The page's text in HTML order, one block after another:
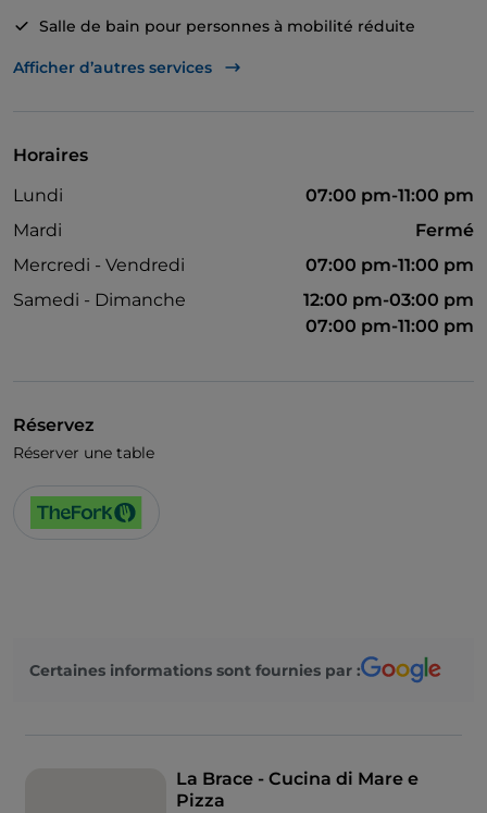
Salle de bain pour personnes à mobilité réduite
On parle allemand
Afficher d’autres services
Horaires
Lundi
07:00 pm-11:00 pm
Mardi
Fermé
Mercredi - Vendredi
07:00 pm-11:00 pm
Samedi - Dimanche
12:00 pm-03:00 pm
07:00 pm-11:00 pm
Réservez
Réserver une table
Certaines informations sont fournies par :
La Brace - Cucina di Mare e
Pizza